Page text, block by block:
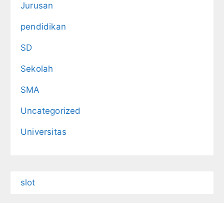
Jurusan
pendidikan
SD
Sekolah
SMA
Uncategorized
Universitas
slot